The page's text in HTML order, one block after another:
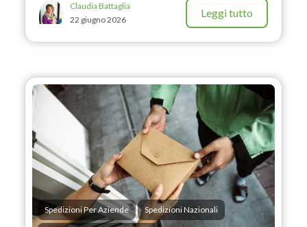
Claudia Battaglia
22 giugno 2026
Leggi tutto
Spedizioni Per Aziende Spedizioni Nazionali